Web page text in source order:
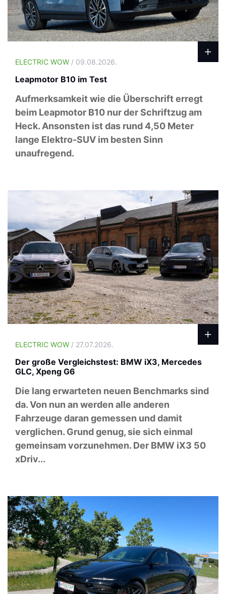
ELECTRIC WOW / 09.08.2026.
Leapmotor B10 im Test
Aufmerksamkeit wie die Überschrift erregt
beim Leapmotor B10 nur der Schriftzug am
Heck. Ansonsten ist das rund 4,50 Meter
lange Elektro-SUV im besten Sinn
unaufregend.
ELECTRIC WOW / 27.07.2026.
Der große Vergleichstest: BMW iX3, Mercedes
GLC, Xpeng G6
Die lang erwarteten neuen Benchmarks sind
da. Von nun an werden alle anderen
Fahrzeuge daran gemessen und damit
verglichen. Grund genug, sie sich einmal
gemeinsam vorzunehmen. Der BMW iX3 50
xDriv...